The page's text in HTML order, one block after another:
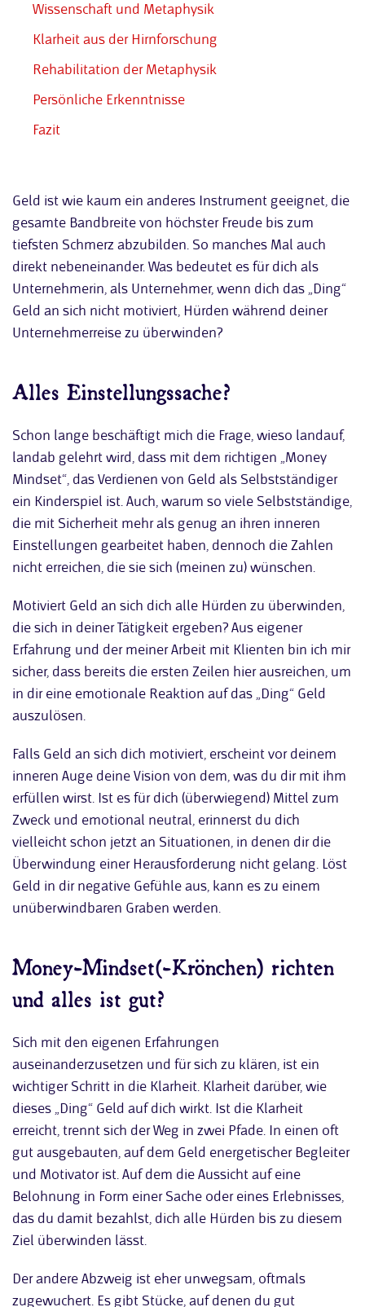
Wissenschaft und Metaphysik
Klarheit aus der Hirnforschung
Rehabilitation der Metaphysik
Persönliche Erkenntnisse
Fazit
Geld ist wie kaum ein anderes Instrument geeignet, die
gesamte Bandbreite von höchster Freude bis zum
tiefsten Schmerz abzubilden. So manches Mal auch
direkt nebeneinander. Was bedeutet es für dich als
Unternehmerin, als Unternehmer, wenn dich das „Ding“
Geld an sich nicht motiviert, Hürden während deiner
Unternehmerreise zu überwinden?
Alles Einstellungssache?
Schon lange beschäftigt mich die Frage, wieso landauf,
landab gelehrt wird, dass mit dem richtigen „Money
Mindset“, das Verdienen von Geld als Selbstständiger
ein Kinderspiel ist. Auch, warum so viele Selbstständige,
die mit Sicherheit mehr als genug an ihren inneren
Einstellungen gearbeitet haben, dennoch die Zahlen
nicht erreichen, die sie sich (meinen zu) wünschen.
Motiviert Geld an sich dich alle Hürden zu überwinden,
die sich in deiner Tätigkeit ergeben? Aus eigener
Erfahrung und der meiner Arbeit mit Klienten bin ich mir
sicher, dass bereits die ersten Zeilen hier ausreichen, um
in dir eine emotionale Reaktion auf das „Ding“ Geld
auszulösen.
Falls Geld an sich dich motiviert, erscheint vor deinem
inneren Auge deine Vision von dem, was du dir mit ihm
erfüllen wirst. Ist es für dich (überwiegend) Mittel zum
Zweck und emotional neutral, erinnerst du dich
vielleicht schon jetzt an Situationen, in denen dir die
Überwindung einer Herausforderung nicht gelang. Löst
Geld in dir negative Gefühle aus, kann es zu einem
unüberwindbaren Graben werden.
Money-Mindset(-Krönchen) richten
und alles ist gut?
Sich mit den eigenen Erfahrungen
auseinanderzusetzen und für sich zu klären, ist ein
wichtiger Schritt in die Klarheit. Klarheit darüber, wie
dieses „Ding“ Geld auf dich wirkt. Ist die Klarheit
erreicht, trennt sich der Weg in zwei Pfade. In einen oft
gut ausgebauten, auf dem Geld energetischer Begleiter
und Motivator ist. Auf dem die Aussicht auf eine
Belohnung in Form einer Sache oder eines Erlebnisses,
das du damit bezahlst, dich alle Hürden bis zu diesem
Ziel überwinden lässt.
Der andere Abzweig ist eher unwegsam, oftmals
zugewuchert. Es gibt Stücke, auf denen du gut